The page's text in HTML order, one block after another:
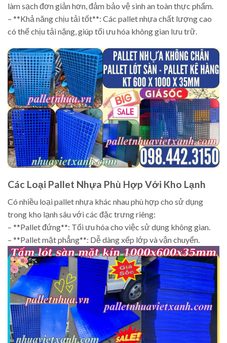
làm sạch đơn giản hơn, đảm bảo vệ sinh an toàn thực phẩm.
– **Khả năng chịu tải tốt**: Các pallet nhựa chất lượng cao
có thể chịu tải nặng, giúp tối ưu hóa không gian lưu trữ.
Các Loại Pallet Nhựa Phù Hợp Với Kho Lạnh
Có nhiều loại pallet nhựa khác nhau phù hợp cho sử dụng
trong kho lạnh sâu với các đặc trưng riêng:
– **Pallet đứng**: Tối ưu hóa cho việc sử dụng không gian.
– **Pallet mặt phẳng**: Dễ dàng xếp lớp và vận chuyển.